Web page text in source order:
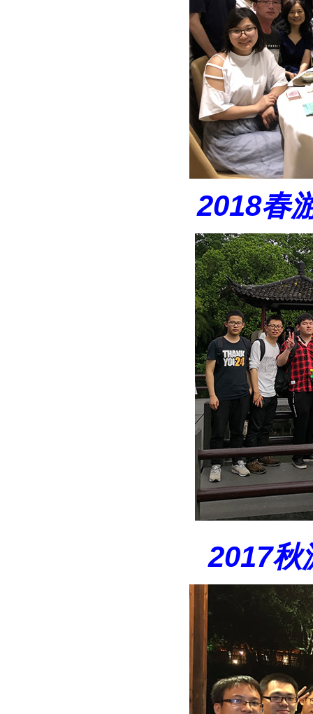
2018春
2017秋